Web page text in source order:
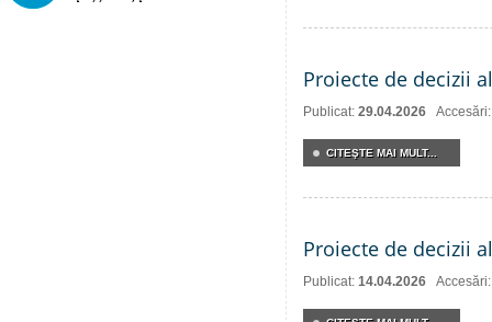
Proiecte de decizii
Publicat: 29.04.2026
CITEŞTE MAI MULT...
Proiecte de decizii
Publicat: 14.04.2026